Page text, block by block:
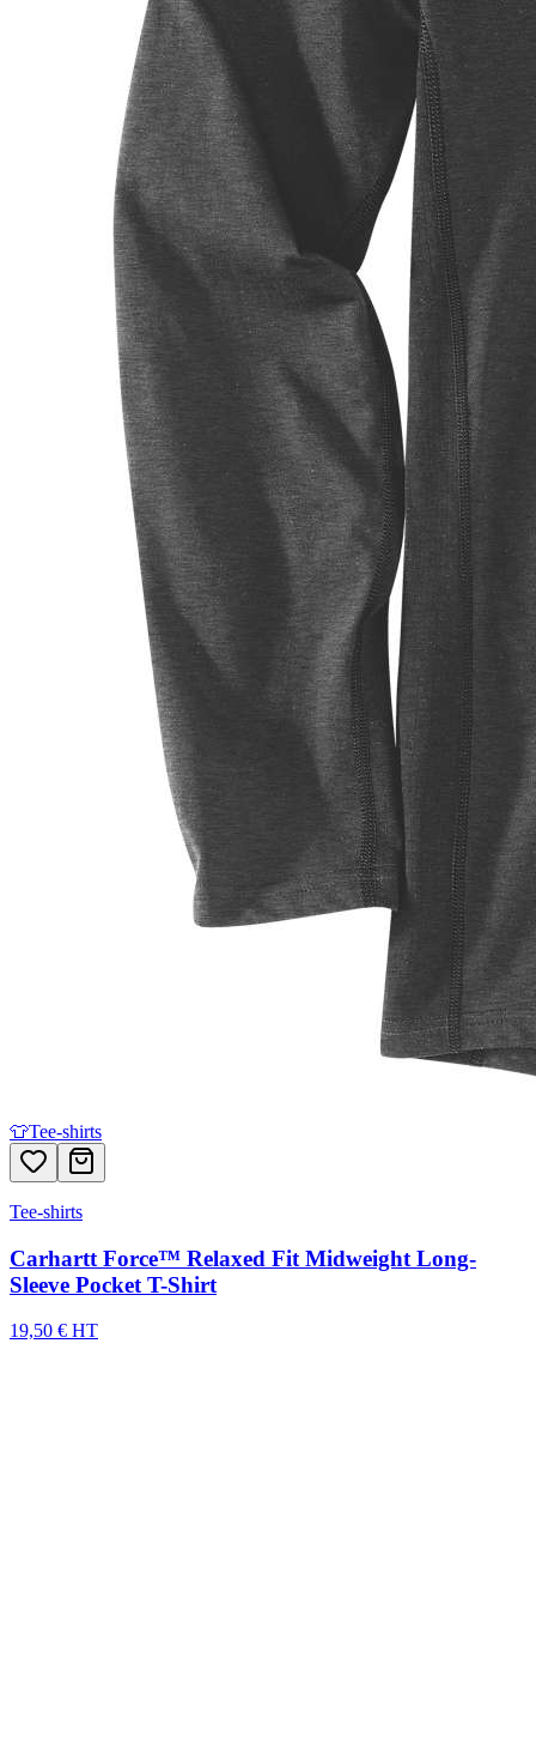
👕Tee-shirts
Tee-shirts
Carhartt Force™ Relaxed Fit Midweight Long-
Sleeve Pocket T-Shirt
19,50 € HT